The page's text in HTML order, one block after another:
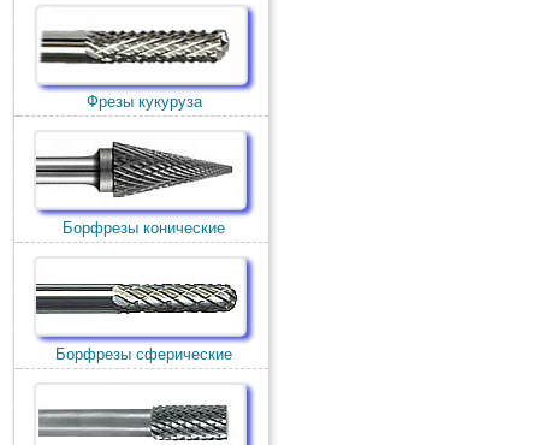
Фрезы кукуруза
Борфрезы конические
Борфрезы сферические